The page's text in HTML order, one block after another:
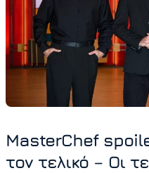
MasterChef
τον τελικό – Οι